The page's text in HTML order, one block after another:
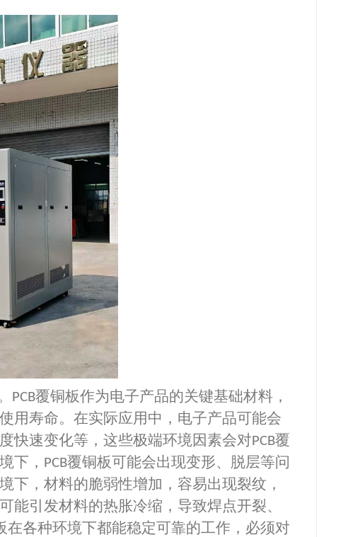
PCB覆铜板作为电子产品的关键基础材料，
用寿命。在实际应用中，电子产品可能会
快速变化等，这些极端环境因素会对PCB覆
下， PCB覆铜板可能会出现变形、脱层等问
下，材料的脆弱性增加，容易出现裂纹，
能引发材料的热胀冷缩，导致焊点开裂、
在各种环境下都能稳定可靠的工作，必须对